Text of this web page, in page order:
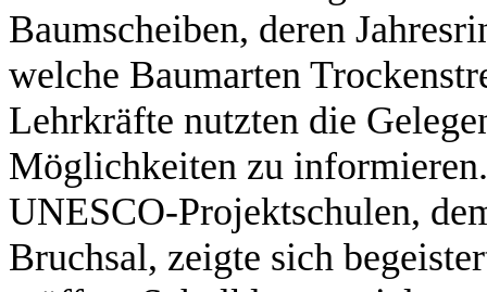
Baumscheiben, deren
welche Baumarten
Lehrkräfte nutzten die
Möglichkeiten zu
UNESCO-Projektschulen,
Bruchsal, zeigte sich